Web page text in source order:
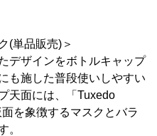
(単品販売)＞
デザインをボトルキャップ
も施した普段使いしやすい
天面には、「Tuxedo
を象徴するマスクとバラ
。